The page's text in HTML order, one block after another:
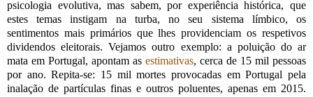
psicologia evolutiva, mas sabem, por experiência histórica, que
estes temas instigam na turba, no seu sistema límbico, os
sentimentos mais primários que lhes providenciam os respetivos
dividendos eleitorais. Vejamos outro exemplo: a poluição do ar
mata em Portugal, apontam as estimativas, cerca de 15 mil pessoas
por ano. Repita-se: 15 mil mortes provocadas em Portugal pela
inalação de partículas finas e outros poluentes, apenas em 2015.